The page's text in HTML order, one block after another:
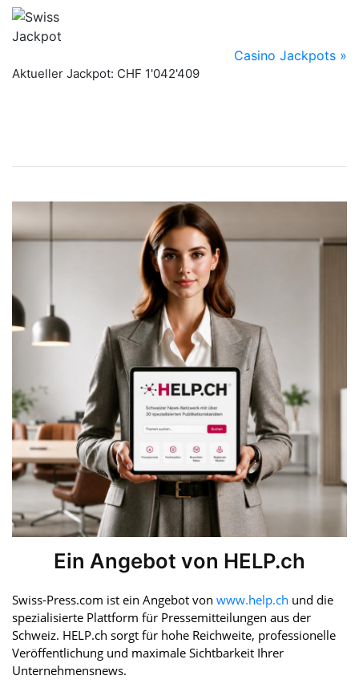
Ein Angebot von HELP.ch
Swiss-Press.com ist ein Angebot von www.help.ch und die
spezialisierte Plattform für Pressemitteilungen aus der
Schweiz. HELP.ch sorgt für hohe Reichweite, professionelle
Veröffentlichung und maximale Sichtbarkeit Ihrer
Unternehmensnews.